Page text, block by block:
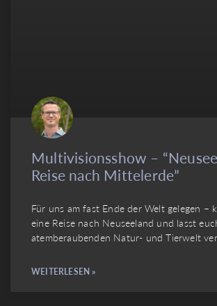
Multivisionsshow –
Reise nach Mittelerde”
Für uns am fast Ende der Welt gelegen –
eine Reise nach Neuseeland und lasst
atemberaubenden Natur- und Tierwelt
WEITERLESEN »